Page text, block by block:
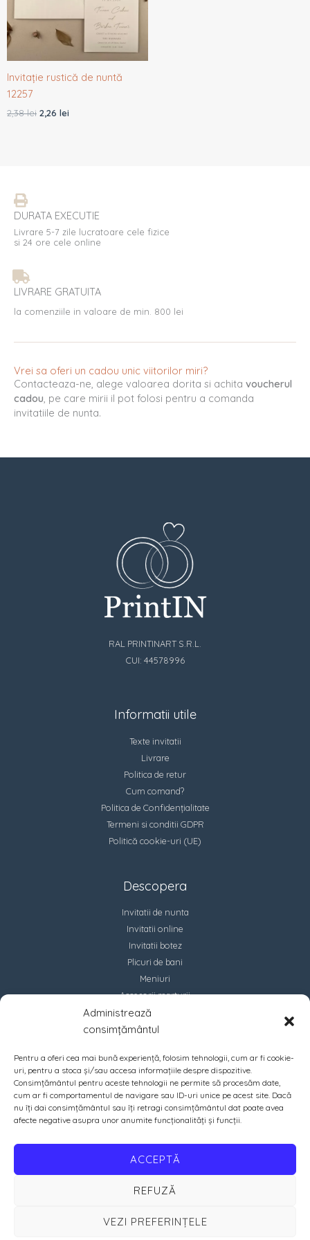
Administrează
consimțământul
Pentru a oferi cea mai bună experiență, folosim tehnologii, cum ar fi cookie-
uri, pentru a stoca și/sau accesa informațiile despre dispozitive.
Consimțământul pentru aceste tehnologii ne permite să procesăm date,
cum ar fi comportamentul de navigare sau ID-uri unice pe acest site. Dacă
nu îți dai consimțământul sau îți retragi consimțământul dat poate avea
afecte negative asupra unor anumite funcționalități și funcții.
ACCEPTĂ
REFUZĂ
VEZI PREFERINȚELE
Invitație rustică de nuntă
12257
2,38lei 2,26 lei
DURATA EXECUTIE
Livrare 5-7 zile lucratoare cele fizice
si 24 ore cele online
LIVRARE GRATUITA
la comenziile in valoare de min. 800 lei
Vrei sa oferi un cadou unic viitorilor miri?
Contacteaza-ne, alege valoarea dorita si achita voucherul
cadou , pe care mirii il pot folosi pentru a comanda
invitatiile de nunta.
RAL PRINTINART S.R.L.
CUI: 44578996
Informatii utile
Texte invitatii
Livrare
Politica de retur
Cum comand?
Politica de Confidențialitate
Termeni si conditii GDPR
Politică cookie-uri (UE)
Descopera
Invitatii de nunta
Invitatii online
Invitatii botez
Plicuri de bani
Meniuri
Accesorii marturii
Contact